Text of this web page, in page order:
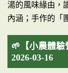
湯的風味緣由，
內涵；手作的「
🌱【小農體驗
2026-03-16